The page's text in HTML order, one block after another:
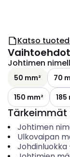
Katso
Vaihtoehdot
Johtimen
50 mm² 70
150 mm²
185
Johtimen
Ulkovaipan
Johdinluokka